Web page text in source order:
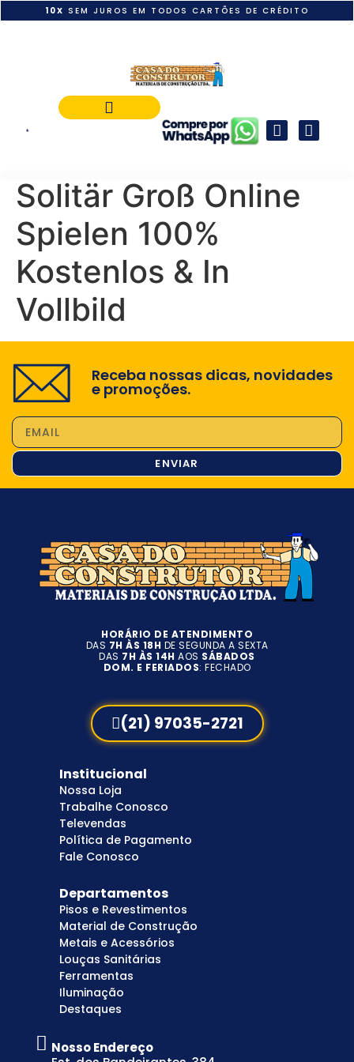
10X SEM JUROS EM TODOS CARTÕES DE CRÉDITO
Solitär Groß Online
Spielen 100%
Kostenlos & In
Vollbild
Receba nossas dicas, novidades
e promoções.
ENVIAR
HORÁRIO DE ATENDIMENTO
DAS 7H ÀS 18H DE SEGUNDA A SEXTA
DAS 7H ÀS 14H AOS SÁBADOS
DOM. E FERIADOS: FECHADO
(21) 97035-2721
Institucional
Nossa Loja
Trabalhe Conosco
Televendas
Política de Pagamento
Fale Conosco
Departamentos
Pisos e Revestimentos
Material de Construção
Metais e Acessórios
Louças Sanitárias
Ferramentas
Iluminação
Destaques
Nosso Endereço